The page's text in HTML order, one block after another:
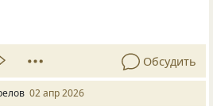
Обсудить
02 апр 2026